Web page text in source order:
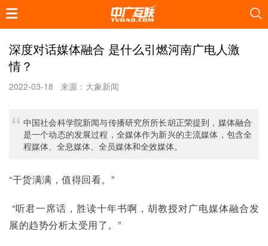
深度对话媒体融合 是什么引燃河南广电人激
情？
2022-03-18 来源：大象新闻
中国社会科学院新闻与传播研究所所长胡正荣提到，媒体融合
是一个动态的发展过程，全媒体作为新兴的主流媒体，包含全
程媒体、全息媒体、全员媒体和全效媒体。
“干货满满，值得回看。”
展的趋势分析太受用了。”